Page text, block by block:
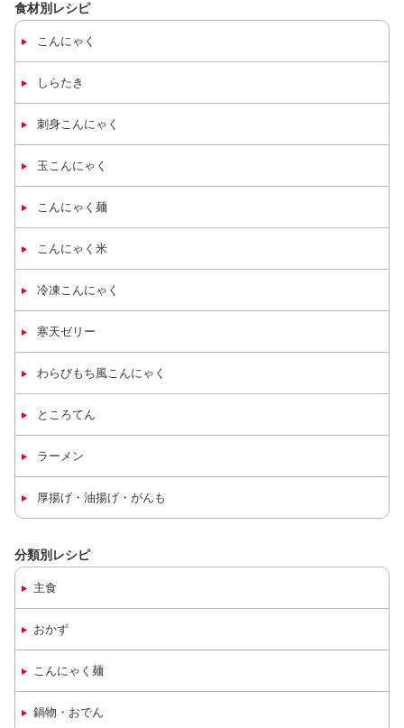
食材別レシピ
こんにゃく
しらたき
刺身こんにゃく
玉こんにゃく
こんにゃく麺
こんにゃく米
冷凍こんにゃく
寒天ゼリー
わらびもち風こんにゃく
ところてん
ラーメン
厚揚げ・油揚げ・がんも
分類別レシピ
主食
おかず
こんにゃく麺
鍋物・おでん